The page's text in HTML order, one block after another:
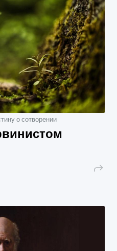
о сотворении